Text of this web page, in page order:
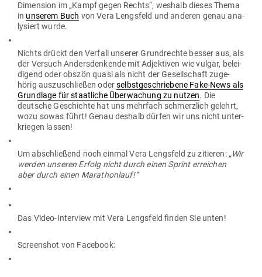
Dimension im „Kampf gegen Rechts“, weshalb dieses Thema
in unserem Buch von Vera Lengsfeld und anderen genau ana­
ly­siert wurde.
Nichts drückt den Verfall unserer Grund­rechte besser aus, als
der Versuch Anders­den­kende mit Adjek­tiven wie vulgär, belei­
digend oder obszön quasi als nicht der Gesell­schaft zuge­
hörig aus­zu­schließen oderselbst­ge­schriebene Fake-News als
Grundlage für staat­liche Über­wa­chung zu nutzen. Die
deutsche Geschichte hat uns mehrfach schmerzlich gelehrt,
wozu sowas führt! Genau deshalb dürfen wir uns nicht unter­
kriegen lassen!
Um abschließend noch einmal Vera Lengsfeld zu zitieren: „Wir
werden unseren Erfolg nicht durch einen Sprint erreichen
aber durch einen Marathonlauf!“
Das Video-Interview mit Vera Lengsfeld finden Sie unten!
Screenshot von Facebook: